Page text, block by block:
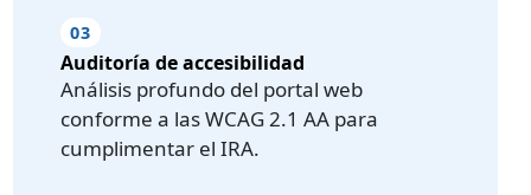
03
Auditoría de accesibilidad
Análisis profundo del portal web
conforme a las WCAG 2.1 AA para
cumplimentar el IRA.